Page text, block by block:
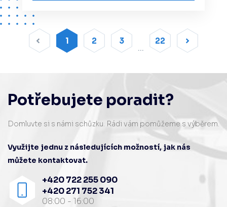
1 2 3 22
Potřebujete poradit?
Domluvte si s námi schůzku. Rádi vám pomůžeme s výběrem.
Využijte jednu z následujících možností, jak nás
můžete kontaktovat.
+420 722 255 090
+420 271 752 341
08:00 - 16:00